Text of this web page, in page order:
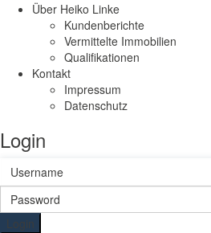
Über Heiko Linke
Kundenberichte
Vermittelte Immobilien
Qualifikationen
Kontakt
Impressum
Datenschutz
Login
Login